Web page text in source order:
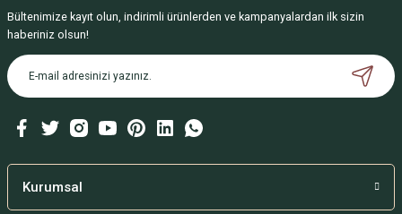
Bültenimize kayıt olun, indirimli ürünlerden ve kampanyalardan ilk sizin
haberiniz olsun!
Kurumsal